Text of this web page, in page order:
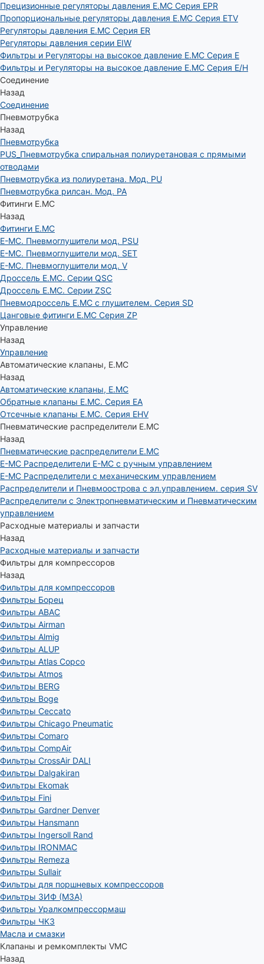
Прецизионные регуляторы давления E.MC Серия EPR
Пропорциональные регуляторы давления E.MC Серия ETV
Регуляторы давления E.MC Серия ER
Регуляторы давления серии EIW
Фильтры и Регуляторы на высокое давление E.MC Серия E
Фильтры и Регуляторы на высокое давление E.MC Серия E/H
Соединение
Назад
Соединение
Пневмотрубка
Назад
Пневмотрубка
PUS_Пневмотрубка спиральная полиуретановая с прямыми
отводами
Пневмотрубка из полиуретана. Мод. РU
Пневмотрубка рилсан. Мод. PA
Фитинги E.MC
Назад
Фитинги E.MC
E-MC. Пневмоглушители мод. PSU
E-MC. Пневмоглушители мод. SET
E-MC. Пневмоглушители мод. V
Дроссель E.MC. Серии QSC
Дроссель E.MC. Серии ZSC
Пневмодроссель E.MC с глушителем. Серия SD
Цанговые фитинги E.MC Серия ZP
Управление
Назад
Управление
Автоматические клапаны, Е.МС
Назад
Автоматические клапаны, Е.МС
Обратные клапаны E.MC. Серия EA
Отсечные клапаны E.MC. Серия EHV
Пневматические распределители E.MC
Назад
Пневматические распределители E.MC
E-MC Распределители E-MC с ручным управлением
E-MC Распределители с механическим управлением
Распределители и Пневмоострова с эл.управлением. серия SV
Распределители с Электропневматическим и Пневматическим
управлением
Расходные материалы и запчасти
Назад
Расходные материалы и запчасти
Фильтры для компрессоров
Назад
Фильтры для компрессоров
Фильтры Борец
Фильтры ABAC
Фильтры Airman
Фильтры Almig
Фильтры ALUP
Фильтры Atlas Copco
Фильтры Atmos
Фильтры BERG
Фильтры Boge
Фильтры Ceccato
Фильтры Chicago Pneumatic
Фильтры Comaro
Фильтры CompAir
Фильтры CrossAir DALI
Фильтры Dalgakiran
Фильтры Ekomak
Фильтры Fini
Фильтры Gardner Denver
Фильтры Hansmann
Фильтры Ingersoll Rand
Фильтры IRONMAC
Фильтры Remeza
Фильтры Sullair
Фильтры для поршневых компрессоров
Фильтры ЗИФ (МЗА)
Фильтры Уралкомпрессормаш
Фильтры ЧКЗ
Масла и смазки
Клапаны и ремкомплекты VMC
Назад